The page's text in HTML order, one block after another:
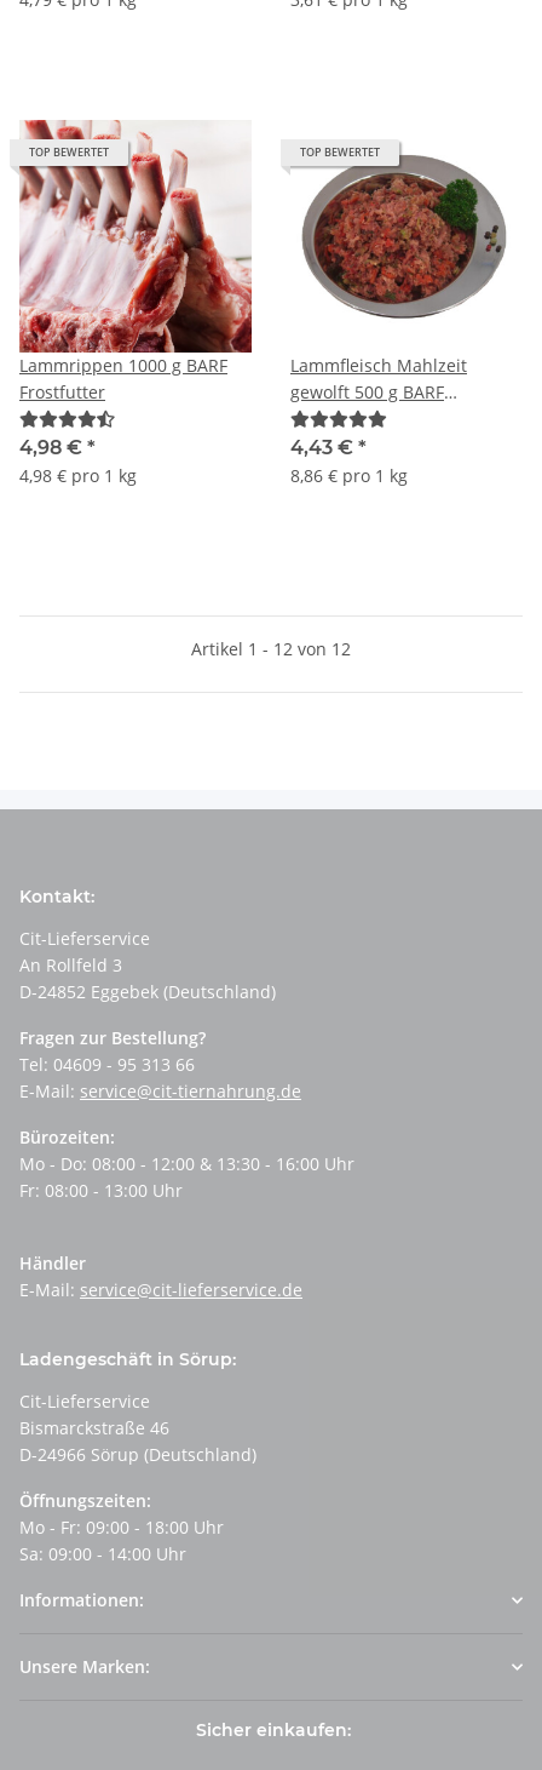
TOP BEWERTET
Lammrippen 1000 g BARF
Frostfutter
4,98 € *
4,98 € pro 1 kg
TOP BEWERTET
Lammfleisch Mahlzeit
gewolft 500 g BARF
Frostfutter
4,43 € *
8,86 € pro 1 kg
Artikel 1 - 12 von 12
Kontakt:
Cit-Lieferservice
An Rollfeld 3
D-24852 Eggebek (Deutschland)
Fragen zur Bestellung?
Tel: 04609 - 95 313 66
E-Mail: service@cit-tiernahrung.de
Bürozeiten:
Mo - Do: 08:00 - 12:00 & 13:30 - 16:00 Uhr
Fr: 08:00 - 13:00 Uhr
Händler
E-Mail: service@cit-lieferservice.de
Ladengeschäft in Sörup:
Cit-Lieferservice
Bismarckstraße 46
D-24966 Sörup (Deutschland)
Öffnungszeiten:
Mo - Fr: 09:00 - 18:00 Uhr
Sa: 09:00 - 14:00 Uhr
Informationen:
Unsere Marken:
Sicher einkaufen: